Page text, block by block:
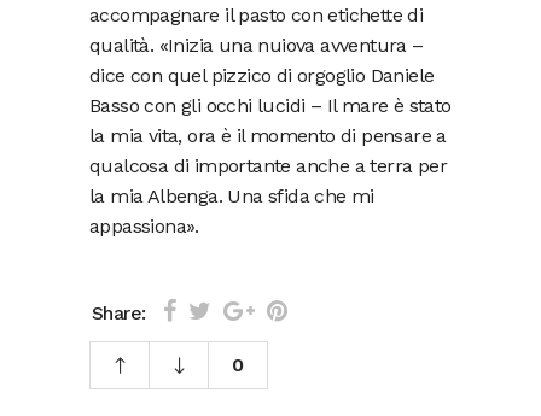
accompagnare il pasto con etichette di
qualità. «Inizia una nuiova avventura –
dice con quel pizzico di orgoglio Daniele
Basso con gli occhi lucidi – Il mare è stato
la mia vita, ora è il momento di pensare a
qualcosa di importante anche a terra per
la mia Albenga. Una sfida che mi
appassiona».
Share:
0